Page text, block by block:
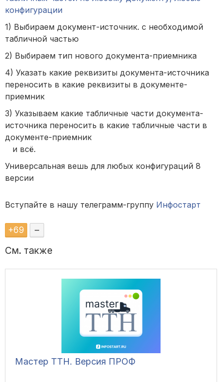
конфигурации
1) Выбираем документ-источник. с необходимой
табличной частью
2) Выбираем тип нового документа-приемника
4) Указать какие реквизиты документа-источника
переносить в какие реквизиты в документе-
приемник
3) Указываем какие табличные части документа-
источника переносить в какие табличные части в
документе-приемник
и всё.
Универсальная вешь для любых конфигураций 8
версии
Вступайте в нашу телеграмм-группу Инфостарт
+69 –
См. также
Мастер ТТН. Версия ПРОФ